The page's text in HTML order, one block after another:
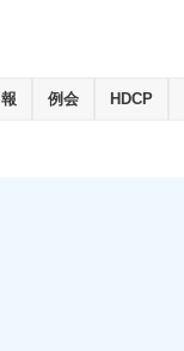
例会 HDCP